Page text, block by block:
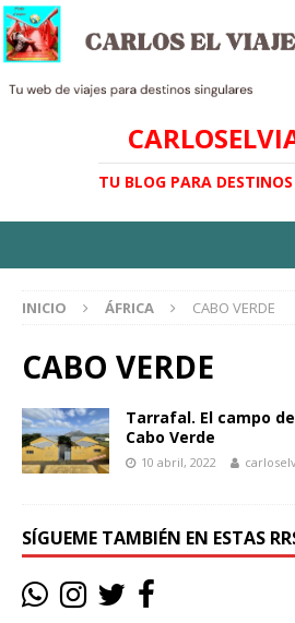
TU BLOG PARA
INICIO ÁFRICA CABO VERDE
CABO VERDE
Tarrafal. El campo
Cabo Verde
10 abril, 2022
SÍGUEME TAMBIÉN EN ESTAS